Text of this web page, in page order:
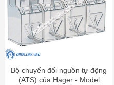
Bộ chuyển đổi nguồn tự động
(ATS) của Hager - Model